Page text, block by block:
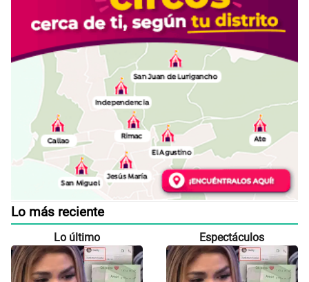
Lo más reciente
Lo último Espectáculos